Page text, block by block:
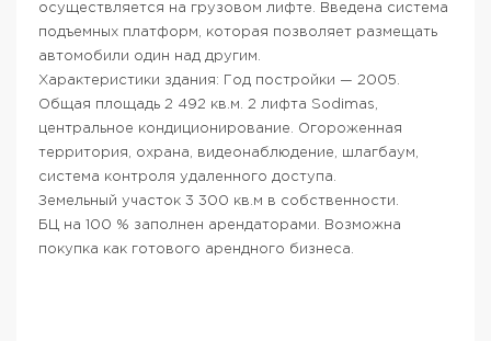
осуществляется на грузовом лифте. Введена система
подъемных платформ, которая позволяет размещать
автомобили один над другим.
Характеристики здания: Год постройки — 2005.
Общая площадь 2 492 кв.м. 2 лифта Sodimas,
центральное кондиционирование. Огороженная
территория, охрана, видеонаблюдение, шлагбаум,
система контроля удаленного доступа.
Земельный участок 3 300 кв.м в собственности.
БЦ на 100 % заполнен арендаторами. Возможна
покупка как готового арендного бизнеса.